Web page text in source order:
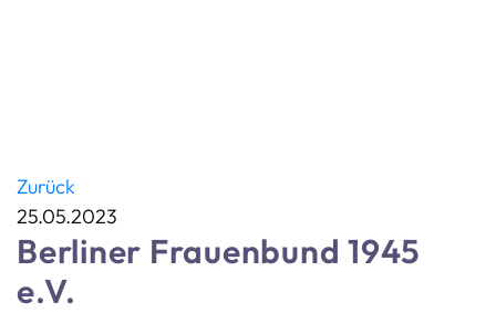
Zurück
25.05.2023
Berliner Frauenbund 1945
e.V.